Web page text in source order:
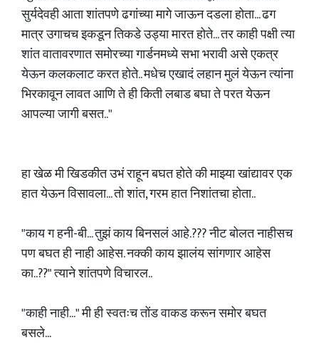
सुर्यदेवही आता शांतपणे ढगांच्या मागे जाऊन दडला होता... ढग
मात्र उगाचच इकडून तिकडे उड्या मारत होते... तर काही पक्षी त्या
शांत वातावरणात समोरच्या गार्डनमध्ये सभा भरावी असे एकत्र
येऊन कलकलाट करत होते.. मधेच एखादं लहान मुलं येऊन त्यांना
भिरकावून लावत आणि ते ही किती लबाड बघा ते परत येऊन
आपल्या जागी बसत.."
हा खेळ मी खिडकीत उभं राहून बघत होते की माझ्या खांद्यावर एक
हात येऊन विसावला... तो शांत, गरम हात निशांतचा होता..
"काय ग हनी-बी... तुझं काय बिनसलं आहे.??? नीट बोलत नाहीसच
पण बघत ही नाही आहेस. नक्की काय झालंय सांगणार आहेस
का..??" त्याने शांतपणे विचारल..
"काही नाही..." मी ही स्वतःच तोंड वाकड करून समोर बघत
बसले...